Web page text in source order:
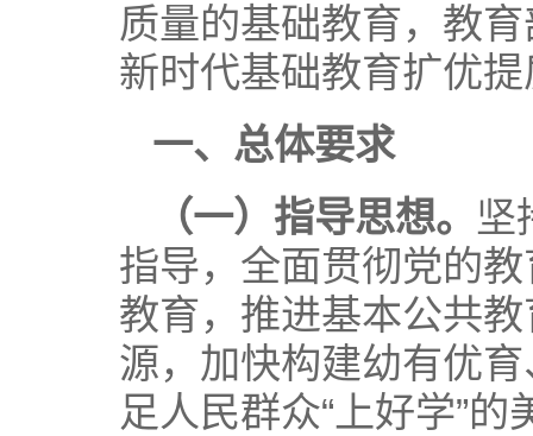
质量的基础教育，教
新时代基础教育扩优
一、总体要求
（一）指导思想。 坚
指导，全面贯彻党的
教育，推进基本公共
源，加快构建幼有优
足人民群众“上好学”